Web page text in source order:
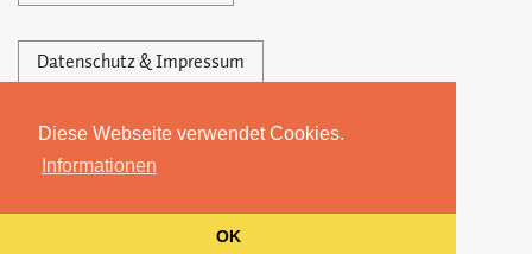
Diese Webseite verwendet Cookies.
Informationen
OK
Datenschutz & Impressum